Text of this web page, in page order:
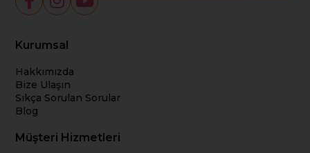
Kurumsal
Hakkımızda
Bize Ulaşın
Sıkça Sorulan Sorular
Blog
Müşteri Hizmetleri